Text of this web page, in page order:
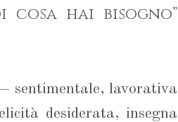
hai bisogno”
sentimentale, lavorativa
desiderata, insegna